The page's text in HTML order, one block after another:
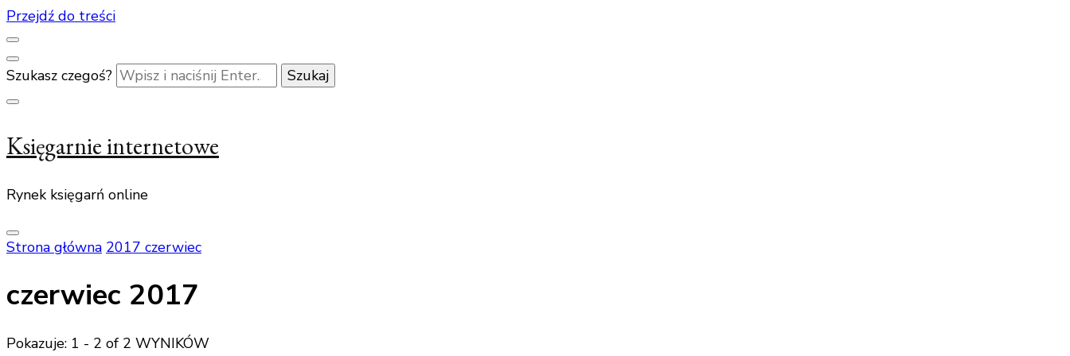
Przejdź do treści
Szukasz czegoś?
Księgarnie internetowe
Rynek księgarń online
Strona główna 2017 czerwiec
czerwiec 2017
Pokazuje: 1 - 2 of 2 WYNIKÓW